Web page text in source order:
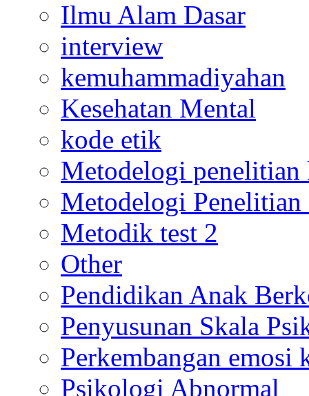
Ilmu Alam Dasar
interview
kemuhammadiyahan
Kesehatan Mental
kode etik
Metodelogi
Metodelogi
Metodik test 2
Other
Pendidikan Anak
Penyusunan Skala
Perkembangan emosi
Psikologi Abnormal